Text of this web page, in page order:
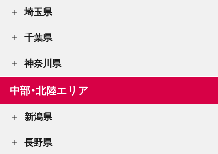
埼玉県
千葉県
神奈川県
中部・北陸エリア
新潟県
長野県